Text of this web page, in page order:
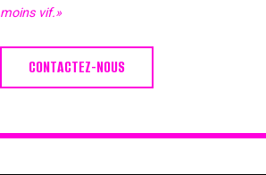
moins vif.»
CONTACTEZ-NOUS